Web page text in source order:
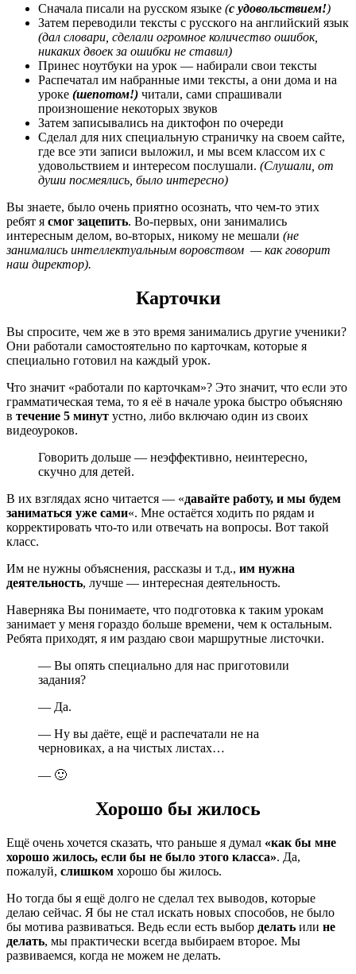
Сначала писали на русском языке (с удовольствием!)
Затем переводили тексты с русского на английский язык
(дал словари, сделали огромное количество ошибок,
никаких двоек за ошибки не ставил)
Принес ноутбуки на урок — набирали свои тексты
Распечатал им набранные ими тексты, а они дома и на
уроке (шепотом!) читали, сами спрашивали
произношение некоторых звуков
Затем записывались на диктофон по очереди
Сделал для них специальную страничку на своем сайте,
где все эти записи выложил, и мы всем классом их с
удовольствием и интересом послушали. (Слушали, от
души посмеялись, было интересно)
Вы знаете, было очень приятно осознать, что чем-то этих
ребят я смог зацепить. Во-первых, они занимались
интересным делом, во-вторых, никому не мешали (не
занимались интеллектуальным воровством — как говорит
наш директор).
Карточки
Вы спросите, чем же в это время занимались другие ученики?
Они работали самостоятельно по карточкам, которые я
специально готовил на каждый урок.
Что значит «работали по карточкам»? Это значит, что если это
грамматическая тема, то я её в начале урока быстро объясняю
в течение 5 минут устно, либо включаю один из своих
видеоуроков.
Говорить дольше — неэффективно, неинтересно,
скучно для детей.
В их взглядах ясно читается — «давайте работу, и мы будем
заниматься уже сами«. Мне остаётся ходить по рядам и
корректировать что-то или отвечать на вопросы. Вот такой
класс.
Им не нужны объяснения, рассказы и т.д., им нужна
деятельность, лучше — интересная деятельность.
Наверняка Вы понимаете, что подготовка к таким урокам
занимает у меня гораздо больше времени, чем к остальным.
Ребята приходят, я им раздаю свои маршрутные листочки.
— Вы опять специально для нас приготовили
задания?
— Да.
— Ну вы даёте, ещё и распечатали не на
черновиках, а на чистых листах…
— 🙂
Хорошо бы жилось
Ещё очень хочется сказать, что раньше я думал «как бы мне
хорошо жилось, если бы не было этого класса». Да,
пожалуй, слишком хорошо бы жилось.
Но тогда бы я ещё долго не сделал тех выводов, которые
делаю сейчас. Я бы не стал искать новых способов, не было
бы мотива развиваться. Ведь если есть выбор делать или не
делать, мы практически всегда выбираем второе. Мы
развиваемся, когда не можем не делать.